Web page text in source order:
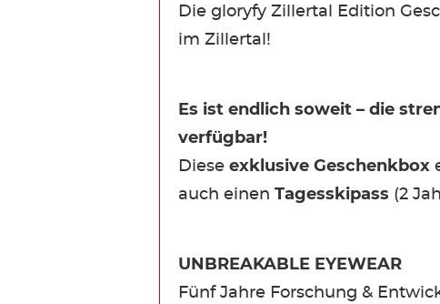
Die gloryfy Zillertal Edition
im Zillertal!
Es ist endlich soweit – die
verfügbar!
Diese exklusive Geschenkbox
auch einen Tagesskipass (2
UNBREAKABLE EYEWEAR
Fünf Jahre Forschung &